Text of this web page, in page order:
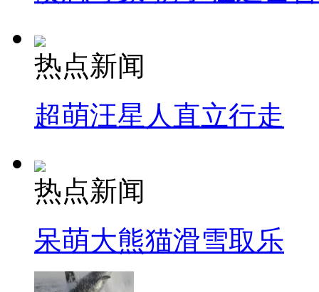
热点新闻
超萌汪星人直立行走
热点新闻
呆萌大熊猫滑雪取乐